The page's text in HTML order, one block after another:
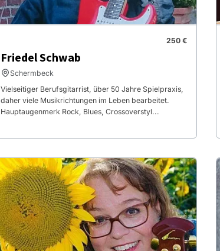
250 €
Friedel Schwab
Schermbeck
Vielseitiger Berufsgitarrist, über 50 Jahre Spielpraxis,
daher viele Musikrichtungen im Leben bearbeitet.
Hauptaugenmerk Rock, Blues, Crossoverstyl...